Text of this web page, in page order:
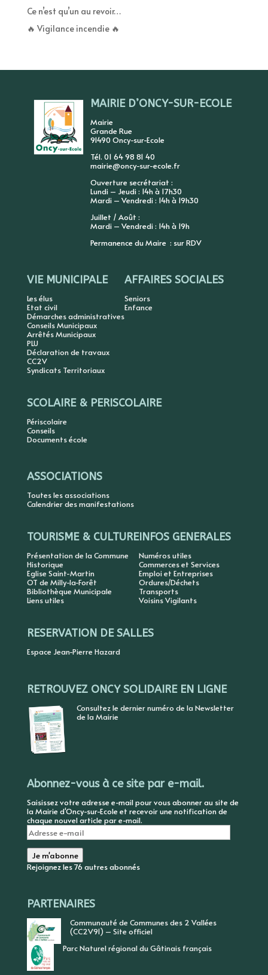
Ce n’est qu’un au revoir…
🔥 Vigilance incendie 🔥
MAIRIE D’ONCY-SUR-ECOLE
Mairie
Grande Rue
91490 Oncy-sur-Ecole
Tél. 01 64 98 81 40
mairie@oncy-sur-ecole.fr
Ouverture secrétariat :
Lundi – Jeudi : 14h à 17h30
Mardi – Vendredi : 14h à 19h30
Juillet / Août :
Mardi – Vendredi : 14h à 19h
Permanence du Maire : sur RDV
VIE MUNICIPALE
Les élus
Etat civil
Démarches administratives
Conseils Municipaux
Arrêtés Municipaux
PLU
Déclaration de travaux
CC2V
Syndicats Territoriaux
AFFAIRES SOCIALES
Seniors
Enfance
SCOLAIRE & PERISCOLAIRE
Périscolaire
Conseils
Documents école
ASSOCIATIONS
Toutes les associations
Calendrier des manifestations
TOURISME & CULTURE
Présentation de la Commune
Historique
Eglise Saint-Martin
OT de Milly-la-Forêt
Bibliothèque Municipale
Liens utiles
INFOS GENERALES
Numéros utiles
Commerces et Services
Emploi et Entreprises
Ordures/Déchets
Transports
Voisins Vigilants
RESERVATION DE SALLES
Espace Jean-Pierre Hazard
RETROUVEZ ONCY SOLIDAIRE EN LIGNE
Consultez le dernier numéro de la Newsletter
de la Mairie
Abonnez-vous à ce site par e-mail.
Saisissez votre adresse e-mail pour vous abonner au site de
la Mairie d'Oncy-sur-Ecole et recevoir une notification de
chaque nouvel article par e-mail.
Adresse
e-
mail
Je m'abonne
Rejoignez les 76 autres abonnés
PARTENAIRES
Communauté de Communes des 2 Vallées
(CC2V91) – Site officiel
Parc Naturel régional du Gâtinais français